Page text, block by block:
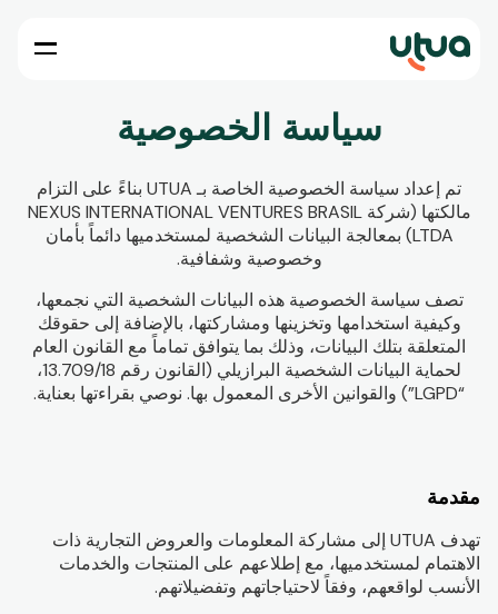
سياسة الخصوصية
تم إعداد سياسة الخصوصية الخاصة بـ UTUA بناءً على التزام
مالكتها (شركة NEXUS INTERNATIONAL VENTURES BRASIL
LTDA) بمعالجة البيانات الشخصية لمستخدميها دائماً بأمان
وخصوصية وشفافية.
تصف سياسة الخصوصية هذه البيانات الشخصية التي نجمعها،
وكيفية استخدامها وتخزينها ومشاركتها، بالإضافة إلى حقوقك
المتعلقة بتلك البيانات، وذلك بما يتوافق تماماً مع القانون العام
لحماية البيانات الشخصية البرازيلي (القانون رقم 13.709/18،
“LGPD”) والقوانين الأخرى المعمول بها. نوصي بقراءتها بعناية.
مقدمة
تهدف UTUA إلى مشاركة المعلومات والعروض التجارية ذات
الاهتمام لمستخدميها، مع إطلاعهم على المنتجات والخدمات
الأنسب لواقعهم، وفقاً لاحتياجاتهم وتفضيلاتهم.